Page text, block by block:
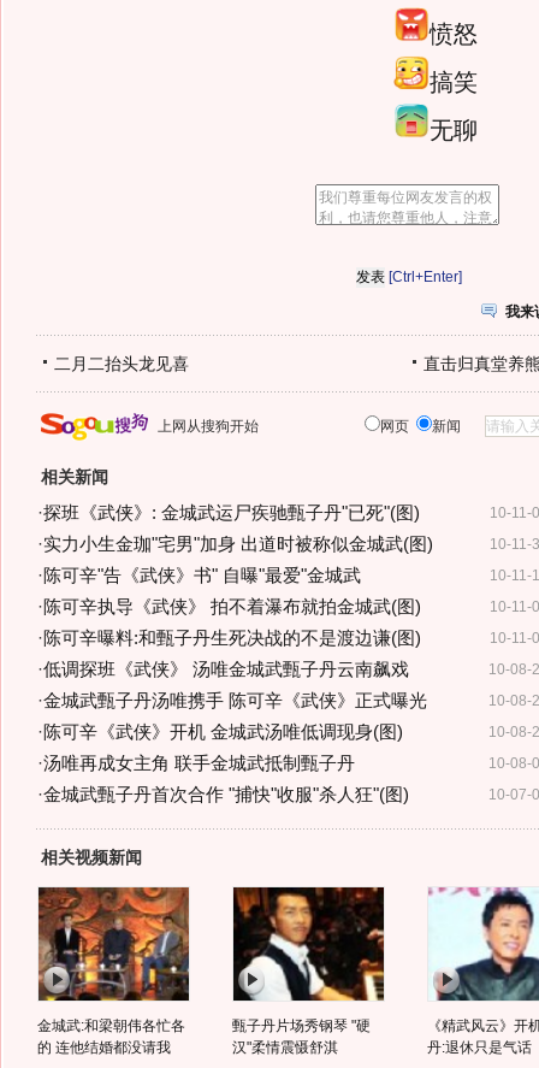
愤怒
搞笑
无聊
[Ctrl+Enter]
我来
二月二抬头龙见喜 直击归真堂养
上网从搜狗开始 网页 新闻
相关新闻
10-11-
·探班《武侠》: 金城武运尸疾驰甄子丹"已死"(图)
10-11-
·实力小生金珈"宅男"加身 出道时被称似金城武(图)
10-11-
·陈可辛"告《武侠》书" 自曝"最爱"金城武
10-11-
·陈可辛执导《武侠》 拍不着瀑布就拍金城武(图)
10-11-
·陈可辛曝料:和甄子丹生死决战的不是渡边谦(图)
10-08-
·低调探班《武侠》 汤唯金城武甄子丹云南飙戏
10-08-
·金城武甄子丹汤唯携手 陈可辛《武侠》正式曝光
10-08-
·陈可辛《武侠》开机 金城武汤唯低调现身(图)
10-08-
·汤唯再成女主角 联手金城武抵制甄子丹
10-07-
·金城武甄子丹首次合作 "捕快"收服"杀人狂"(图)
相关视频新闻
金城武:和梁朝伟各忙各
的 连他结婚都没请我
甄子丹片场秀钢琴 "硬
汉"柔情震慑舒淇
《精武风云》开
丹:退休只是气话